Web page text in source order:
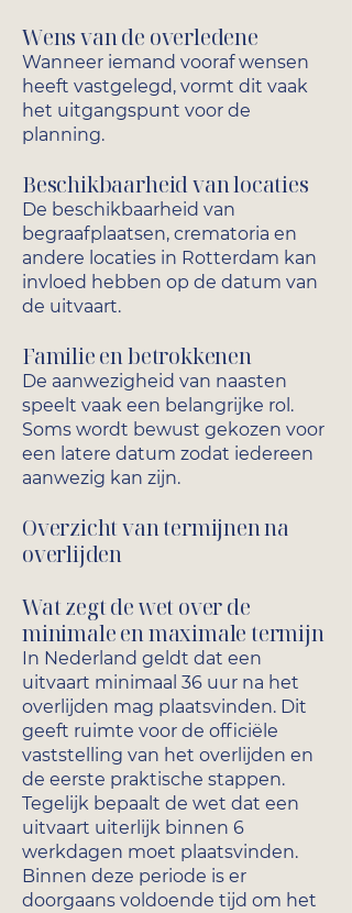
Wens van de overledene
Wanneer iemand vooraf wensen
heeft vastgelegd, vormt dit vaak
het uitgangspunt voor de
planning.
Beschikbaarheid van locaties
De beschikbaarheid van
begraafplaatsen, crematoria en
andere locaties in Rotterdam kan
invloed hebben op de datum van
de uitvaart.
Familie en betrokkenen
De aanwezigheid van naasten
speelt vaak een belangrijke rol.
Soms wordt bewust gekozen voor
een latere datum zodat iedereen
aanwezig kan zijn.
Overzicht van termijnen na
overlijden
Wat zegt de wet over de
minimale en maximale termijn
In Nederland geldt dat een
uitvaart minimaal 36 uur na het
overlijden mag plaatsvinden. Dit
geeft ruimte voor de officiële
vaststelling van het overlijden en
de eerste praktische stappen.
Tegelijk bepaalt de wet dat een
uitvaart uiterlijk binnen 6
werkdagen moet plaatsvinden.
Binnen deze periode is er
doorgaans voldoende tijd om het